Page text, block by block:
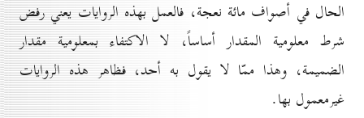
الحال في أصواف مائة نعجة، فالعمل بهذه الروايات يعني رفض
شرط معلومية المقدار أساساً، لا الاكتفاء بمعلومية مقدار
الضميمة، وهذا ممّا لا يقول به أحد، فظاهر هذه الروايات
غيرمعمول بها.